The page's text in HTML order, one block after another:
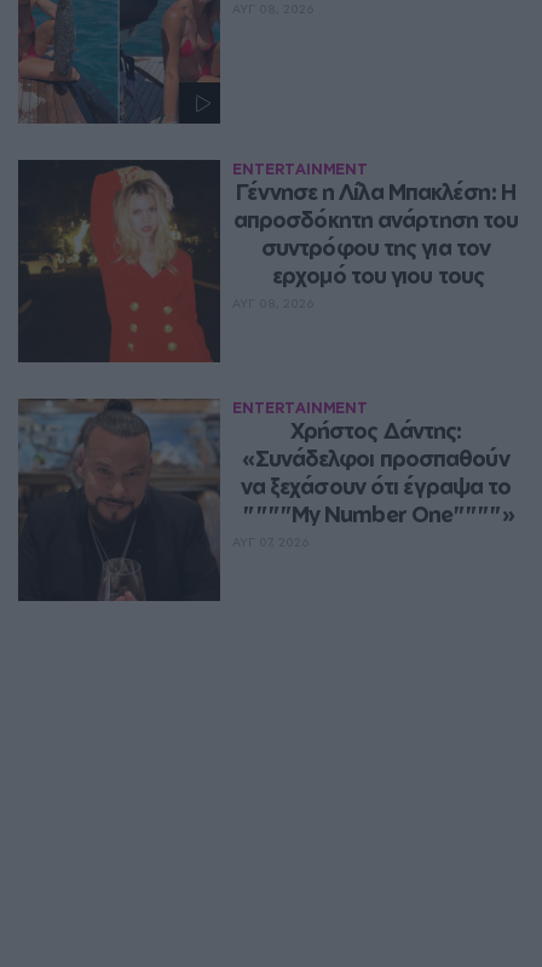
ENTERTAINMENT
Γέννησε η Λίλα Μπακλέση: Η
απροσδόκητη ανάρτηση του
συντρόφου της για τον
ερχομό του γιου τους
ENTERTAINMENT
Χρήστος Δάντης:
«Συνάδελφοι προσπαθούν
να ξεχάσουν ότι έγραψα το
""""My Number One""""»